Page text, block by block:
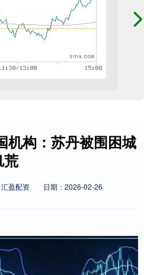
机构：苏丹被围困城
荒
盈配资
日期：2026-02-26